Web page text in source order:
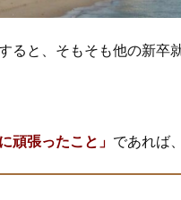
ると、そもそも他の新卒
頑張ったこと」 であれば